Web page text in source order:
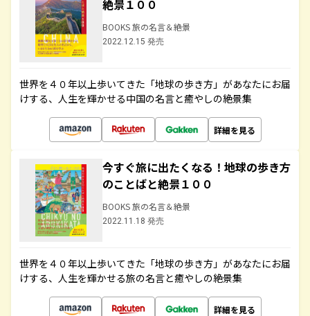
絶景１００
BOOKS 旅の名言＆絶景
2022.12.15 発売
世界を４０年以上歩いてきた「地球の歩き方」があなたにお届
けする、人生を輝かせる中国の名言と癒やしの絶景集
詳細を見る
今すぐ旅に出たくなる！地球の歩き方
のことばと絶景１００
BOOKS 旅の名言＆絶景
2022.11.18 発売
世界を４０年以上歩いてきた「地球の歩き方」があなたにお届
けする、人生を輝かせる旅の名言と癒やしの絶景集
詳細を見る